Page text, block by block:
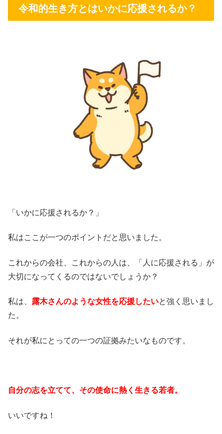
令和的生き方とはいかに応援されるか？
「いかに応援されるか？」
私はここが一つのポイントだと思いました。
これからの会社、これからの人は、「人に応援される」が
大切になってくるのではないでしょうか？
私は、 露木さんのような女性を応援したいと強く思いまし
た。
それが私にとっての一つの証拠みたいなものです。
自分の志を立てて、その使命に熱く生きる若者。
いいですね！